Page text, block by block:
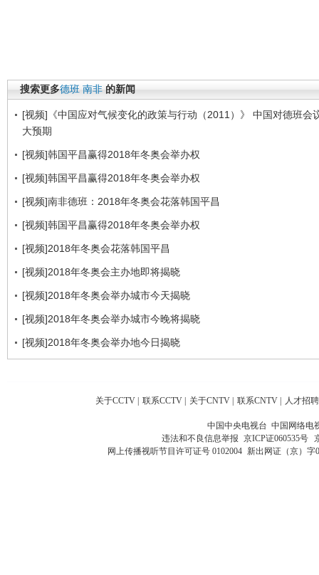
搜索更多德班 南非 的新闻
[视频]《中国应对气候变化的政策与行动（2011）》 中国对德班会
大预期
[视频]韩国平昌赢得2018年冬奥会举办权
[视频]韩国平昌赢得2018年冬奥会举办权
[视频]南非德班：2018年冬奥会花落韩国平昌
[视频]韩国平昌赢得2018年冬奥会举办权
[视频]2018年冬奥会花落韩国平昌
[视频]2018年冬奥会主办地即将揭晓
[视频]2018年冬奥会举办城市今天揭晓
[视频]2018年冬奥会举办城市今晚将揭晓
[视频]2018年冬奥会举办地今日揭晓
关于CCTV | 联系CCTV | 关于CNTV | 联系CNTV | 人才招聘
中国中央电视台 中国网络电
违法和不良信息举报 京ICP证060535号
网上传播视听节目许可证号 0102004 新出网证（京）